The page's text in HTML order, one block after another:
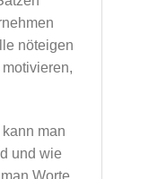
nöteigen
man
und wie
Worte